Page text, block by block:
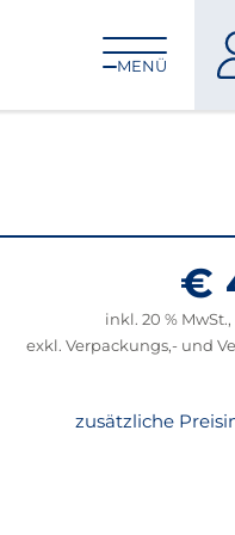
MENÜ
€
inkl. 20 %
exkl. Verpackungs,- und
zusätzliche